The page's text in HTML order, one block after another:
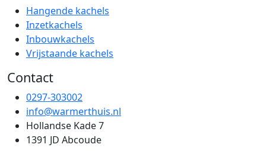
Hangende kachels
Inzetkachels
Inbouwkachels
Vrijstaande kachels
Contact
0297-303002
info@warmerthuis.nl
Hollandse Kade 7
1391 JD Abcoude